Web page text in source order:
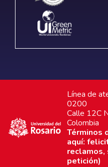
Línea de
0200
Calle 12C
Colombia
Términos
aquí:
reclamos,
petición)